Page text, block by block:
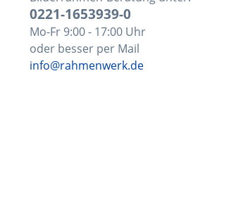
0221-1653939-0
Mo-Fr 9:00 - 17:00 Uhr
oder besser per Mail
info@rahmenwerk.de